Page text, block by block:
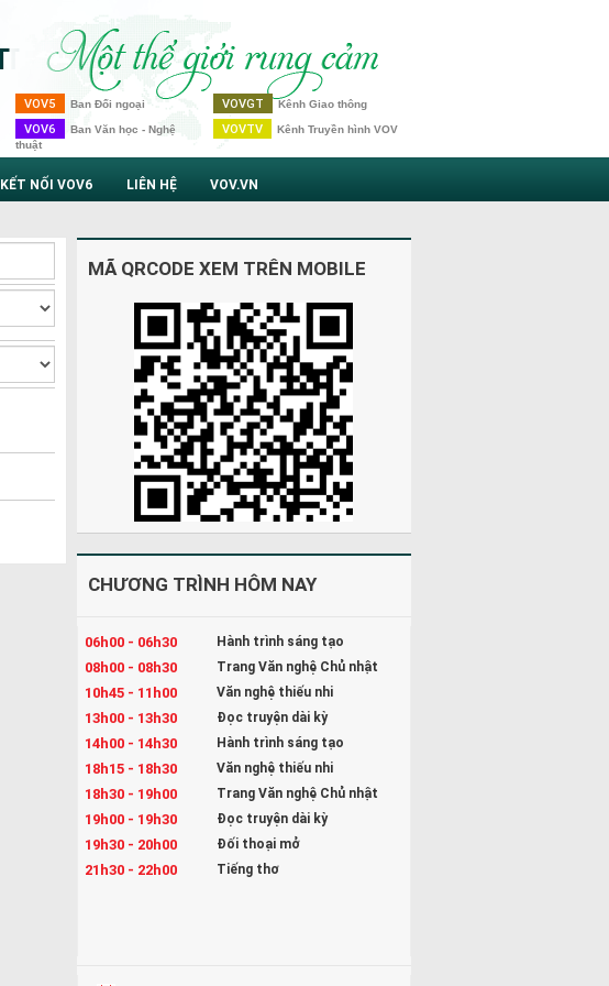
VOV5 Ban Đối ngoại
VOV6 Ban Văn học - Nghệ
thuật
VOVGT Kênh Giao thông
VOVTV Kênh Truyền hình VOV
KẾT NỐI VOV6 LIÊN HỆ VOV.VN
MÃ QRCODE XEM TRÊN MOBILE
CHƯƠNG TRÌNH HÔM NAY
06h00 - 06h30 Hành trình sáng tạo
08h00 - 08h30 Trang Văn nghệ Chủ nhật
10h45 - 11h00 Văn nghệ thiếu nhi
13h00 - 13h30 Đọc truyện dài kỳ
14h00 - 14h30 Hành trình sáng tạo
18h15 - 18h30 Văn nghệ thiếu nhi
18h30 - 19h00 Trang Văn nghệ Chủ nhật
19h00 - 19h30 Đọc truyện dài kỳ
19h30 - 20h00 Đối thoại mở
21h30 - 22h00 Tiếng thơ